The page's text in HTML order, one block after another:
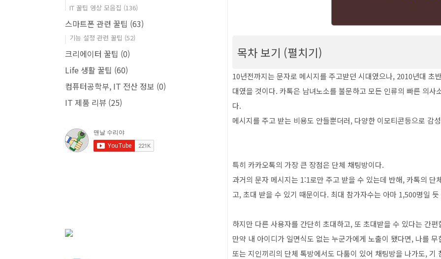
목차 보기 (펼치기)
[카톡 초대거부] 카카오톡 단톡방 채팅방 초대
목차
10년전까지는 문자로 메시지를 주고받던 시대였으나, 2010년대 초
대였을 것이다. 카톡은 남녀노소를 불문하고 모든 인류의 빠른 의
다.
메시지를 주고 받는 비용도 안들뿐더러, 다양한 이모티콘등으로 감
특히 카카오톡의 가장 큰 장점은 단체 채팅방이다.
과거의 문자 메시지는 1:1로만 주고 받을 수 있는데 반해, 카톡의
고, 초대 받을 수 있기 때문이다. 최대 참가자수는 아마 1,500명일
하지만 다른 사용자를 간단히 초대하고, 또 초대받을 수 있다는 간
만약 내 아이디가 일면식도 없는 누군가에게 노출이 됐다면, 나를
또는 지인끼리의 단체 톡방에서도 다툼이 있어 채팅방을 나가도,
IT 꿀팁 영상 모음집 (136)
스마트폰 관련 꿀팁 (63)
기능 설정 관련 꿀팁 (52)
크리에이터 꿀팁 (0)
Life 생활 꿀팁 (60)
컴퓨터공학부, IT 전산 정보 (0)
IT 제품 리뷰 (25)